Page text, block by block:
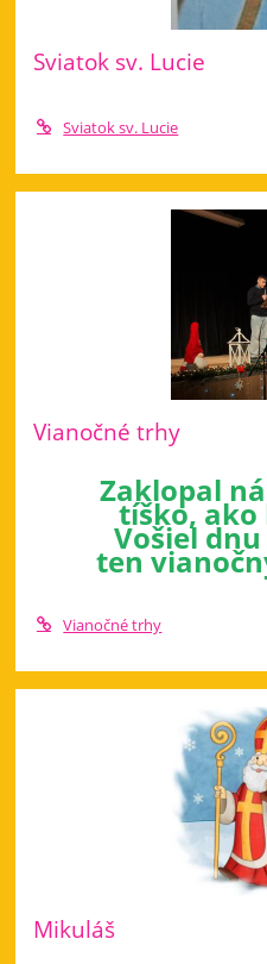
Sviatok sv. Lucie
Sviatok sv. Lucie
Vianočné trhy
Zaklopal
tíško, ako
Vošiel
ten
Vianočné trhy
Mikuláš